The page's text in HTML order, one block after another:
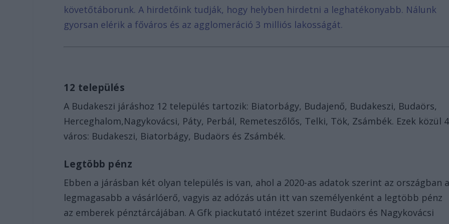
követőtáborunk. A hirdetőink tudják, hogy helyben hirdetni a leghatékonyabb. Nálunk
gyorsan elérik a főváros és az agglomeráció 3 milliós lakosságát.
12 település
A Budakeszi járáshoz 12 település tartozik: Biatorbágy, Budajenő, Budakeszi, Budaörs,
Herceghalom,Nagykovácsi, Páty, Perbál, Remeteszőlős, Telki, Tök, Zsámbék. Ezek közül 4
város: Budakeszi, Biatorbágy, Budaörs és Zsámbék.
Legtöbb pénz
Ebben a járásban két olyan település is van, ahol a 2020-as adatok szerint az országban
legmagasabb a vásárlóerő, vagyis az adózás után itt van személyenként a legtöbb pénz
az emberek pénztárcájában. A Gfk piackutató intézet szerint Budaörs és Nagykovácsi